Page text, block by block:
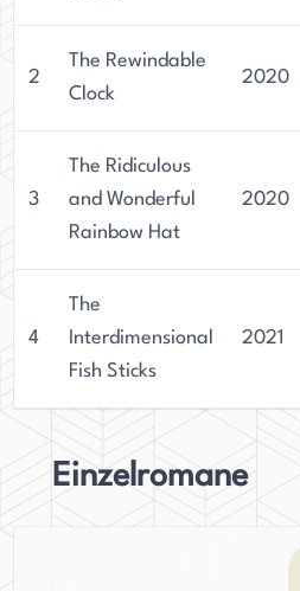
2
The Rewindable
Clock
2020
3
The Ridiculous
and Wonderful
Rainbow Hat
2020
4
The
Interdimensional
Fish Sticks
2021
Einzelromane